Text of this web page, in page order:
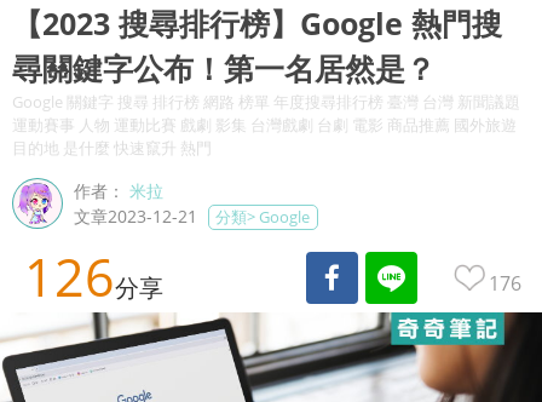
【2023 搜尋排行榜】Google 熱門搜
尋關鍵字公布！第一名居然是？
Google 關鍵字 搜尋 排行榜 網路 榜單 年度搜尋排行榜 臺灣 台灣 新聞議題
運動賽事 人物 運動比賽 戲劇 影集 台灣戲劇 台劇 電影 商品推薦 國外旅遊
目的地 是什麼 快速竄升 熱門
作者：米拉
文章2023-12-21
分類> Google
126分享 176